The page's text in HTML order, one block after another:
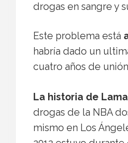
drogas en sangre y
Este problema está
habría dado un
cuatro años de
La historia de
drogas de la NBA
mismo en Los